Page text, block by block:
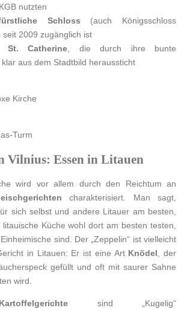
nutzten
Schloss (auch Königsschloss
seit 2009 zugänglich ist
St. Catherine , die durch ihre bunte
aus dem Stadtbild heraussticht
Kirche
Turm
Vilnius: Essen in Litauen
wird vor allem durch den Reichtum an
charakterisiert. Man sagt,
sich selbst und andere Litauer am besten,
Küche wohl dort am besten testen,
sind. Der „Zeppelin“ ist vielleicht
in Litauen: Er ist eine Art Knödel , der
gefüllt und oft mit saurer Sahne
wird.
Kartoffelgerichte sind „Kugelig“